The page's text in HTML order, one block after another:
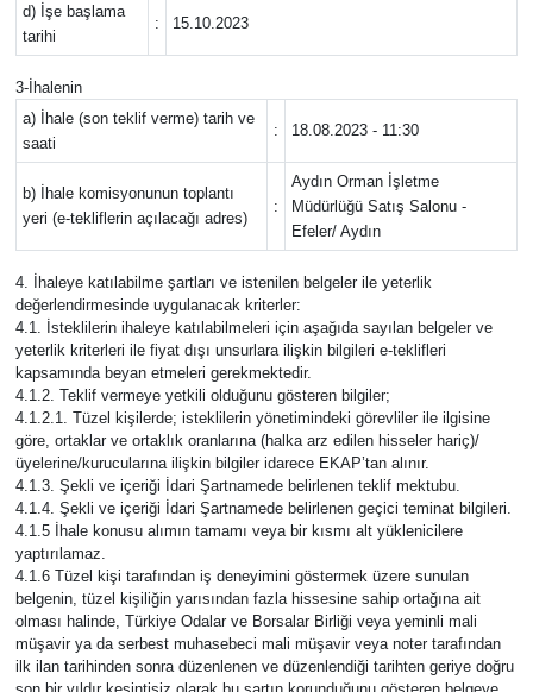
d) İşe başlama
tarihi
: 15.10.2023
3-İhalenin
a) İhale (son teklif verme) tarih ve
saati
: 18.08.2023 - 11:30
b) İhale komisyonunun toplantı
yeri (e-tekliflerin açılacağı adres)
:
Aydın Orman İşletme
Müdürlüğü Satış Salonu -
Efeler/ Aydın
4. İhaleye katılabilme şartları ve istenilen belgeler ile yeterlik
değerlendirmesinde uygulanacak kriterler:
4.1. İsteklilerin ihaleye katılabilmeleri için aşağıda sayılan belgeler ve
yeterlik kriterleri ile fiyat dışı unsurlara ilişkin bilgileri e-teklifleri
kapsamında beyan etmeleri gerekmektedir.
4.1.2. Teklif vermeye yetkili olduğunu gösteren bilgiler;
4.1.2.1. Tüzel kişilerde; isteklilerin yönetimindeki görevliler ile ilgisine
göre, ortaklar ve ortaklık oranlarına (halka arz edilen hisseler hariç)/
üyelerine/kurucularına ilişkin bilgiler idarece EKAP’tan alınır.
4.1.3. Şekli ve içeriği İdari Şartnamede belirlenen teklif mektubu.
4.1.4. Şekli ve içeriği İdari Şartnamede belirlenen geçici teminat bilgileri.
4.1.5 İhale konusu alımın tamamı veya bir kısmı alt yüklenicilere
yaptırılamaz.
4.1.6 Tüzel kişi tarafından iş deneyimini göstermek üzere sunulan
belgenin, tüzel kişiliğin yarısından fazla hissesine sahip ortağına ait
olması halinde, Türkiye Odalar ve Borsalar Birliği veya yeminli mali
müşavir ya da serbest muhasebeci mali müşavir veya noter tarafından
ilk ilan tarihinden sonra düzenlenen ve düzenlendiği tarihten geriye doğru